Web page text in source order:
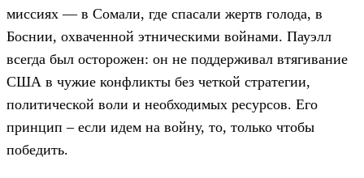
миссиях — в Сомали, где спасали жертв голода, в
Боснии, охваченной этническими войнами. Пауэлл
всегда был осторожен: он не поддерживал втягивание
США в чужие конфликты без четкой стратегии,
политической воли и необходимых ресурсов. Его
принцип – если идем на войну, то, только чтобы
победить.